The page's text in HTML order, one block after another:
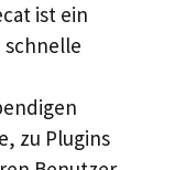
ist ein
zu Plugins